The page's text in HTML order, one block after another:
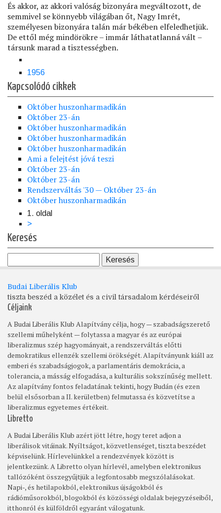
És akkor, az akkori valóság bizonyára megváltozott, de
semmivel se könnyebb világában őt, Nagy Imrét,
személyesen bizonyára talán már békében elfeledhetjük.
De ettől még mindörökre – immár láthatatlanná vált –
társunk marad a tisztességben.
1956
Kapcsolódó cikkek
Október huszonharmadikán
Október 23-án
Október huszonharmadikán
Október huszonharmadikán
Október huszonharmadikán
Ami a felejtést jóvá teszi
Október 23-án
Október 23-án
Rendszerváltás '30 — Október 23-án
Október huszonharmadikán
Oldalszámozás
1. oldal
Következő
oldal
>
Keresés
Budai Liberális Klub
tiszta beszéd a közélet és a civil társadalom kérdéseiről
Céljaink
A Budai Liberális Klub Alapítvány célja, hogy — szabadságszerető
szellemi műhelyként — folytassa a magyar és az európai
liberalizmus szép hagyományait, a rendszerváltás előtti
demokratikus ellenzék szellemi örökségét. Alapítványunk kiáll az
emberi és szabadságjogok, a parlamentáris demokrácia, a
tolerancia, a másság elfogadása, a kulturális sokszínűség mellett.
Az alapítvány fontos feladatának tekinti, hogy Budán (és ezen
belül elsősorban a II. kerületben) felmutassa és közvetítse a
liberalizmus egyetemes értékeit.
Libretto
A Budai Liberális Klub azért jött létre, hogy teret adjon a
liberálisok vitáinak. Nyíltságot, közvetlenséget, tiszta beszédet
képviselünk. Hírlevelünkkel a rendezvények között is
jelentkezünk. A Libretto olyan hírlevél, amelyben elektronikus
tallózóként összegyűjtjük a legfontosabb megszólalásokat.
Napi-, és hetilapokból, elektronikus újságokból és
rádióműsorokból, blogokból és közösségi oldalak bejegyzéseiből,
itthonról és külföldről egyaránt válogatunk.